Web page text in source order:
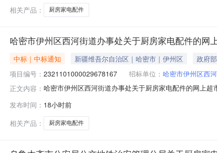
相关产品：
厨房家电配件
哈密市伊州区西河街道办事处关于厨房家电配件的网
中标｜中标通知 新疆维吾尔自治区｜哈密市｜伊州区
政府
项目编号： 2321101000029678167 招标单位： 哈密市伊州区西
正文内容： 哈密市伊州区西河街道办事处关于厨房家电配件的网上
（元）:项目所在行政区划编码:650502项目所在行政区
发布时间： 18小时前
相关产品：
厨房家电配件